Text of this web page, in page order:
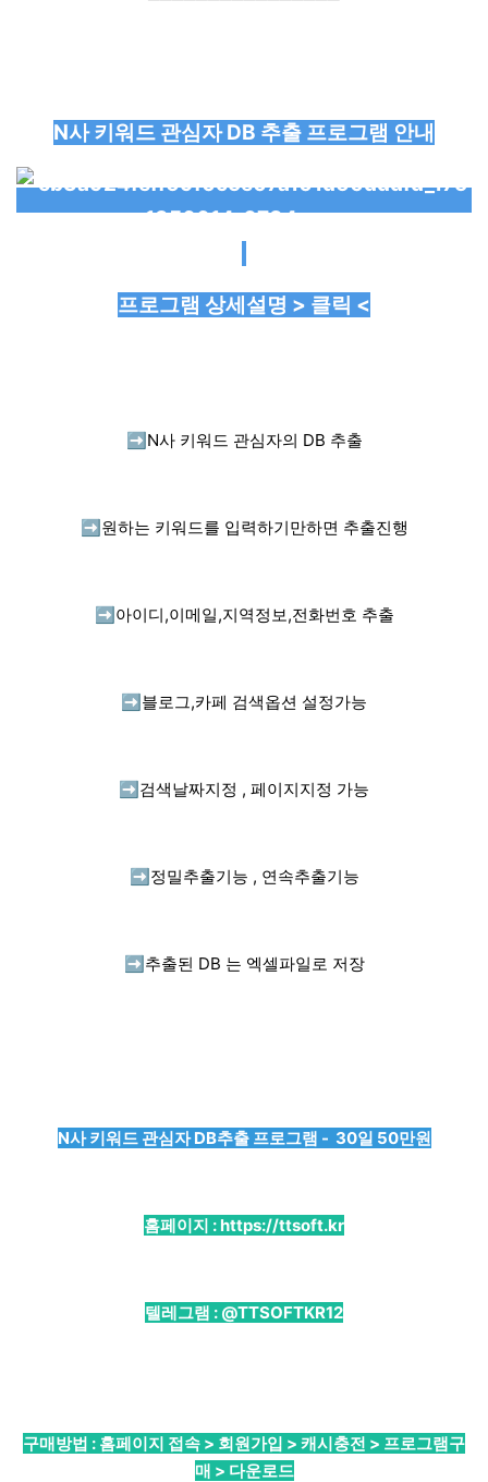
N사 키워드 관심자 DB 추출 프로그램 안내
프로그램 상세설명 > 클릭 <
➡️ N사 키워드 관심자의 DB 추출
➡️ 원하는 키워드를 입력하기만하면 추출진행
➡️ 아이디,이메일,지역정보,전화번호 추출
➡️ 블로그,카페 검색옵션 설정가능
➡️ 검색날짜지정 , 페이지지정 가능
➡️ 정밀추출기능 , 연속추출기능
➡️ 추출된 DB 는 엑셀파일로 저장
N사 키워드 관심자 DB추출 프로그램 - 30일 50만원
홈페이지 :https://ttsoft.kr
텔레그램 : @TTSOFTKR12
구매방법 : 홈페이지 접속 > 회원가입 > 캐시충전 > 프로그램구
매 > 다운로드